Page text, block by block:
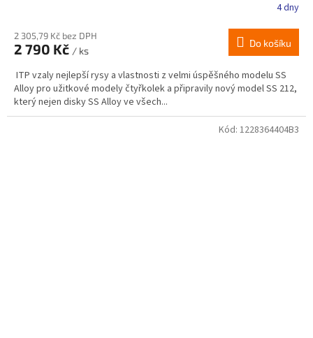
4 dny
2 305,79 Kč bez DPH
2 790 Kč / ks
Do košíku
ITP vzaly nejlepší rysy a vlastnosti z velmi úspěšného modelu SS
Alloy pro užitkové modely čtyřkolek a připravily nový model SS 212,
který nejen disky SS Alloy ve všech...
Kód: 1228364404B3